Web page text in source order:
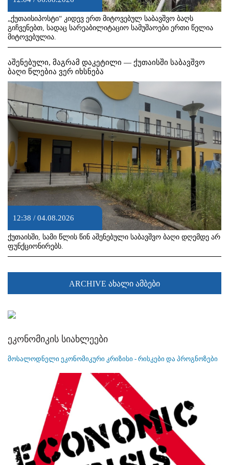
„ქუთაისიპოსტი“ კიდევ ერთ მიტოვებულ საბავშვო ბაღს
გიჩვენებთ, სადაც სარეაბილიტაციო სამუშაოები ერთი წელია
მიტოვებულია.
აშენებული, მაგრამ დაკეტილი — ქუთაისში საბავშვო
ბაღი წლებია ვერ იხსნება
12:38 / 04.08.2026
ქუთაისში, სამი წლის წინ აშენებული საბავშვო ბაღი დღემდე არ
ფუნქციონირებს.
ARCHIVE ახალი ამბები
ეკონომიკის სიახლეები
მოსალოდნელი ეკონომიკური კრიზისი - რისკები და პროგნოზები